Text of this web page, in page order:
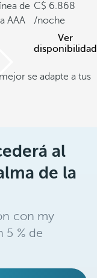
de
AAA
6.868
/noche
Ver
disponibilidad
se adapte a tus
al
de la
con my
5 % de